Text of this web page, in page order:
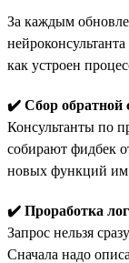
За каждым
как устроен
✔️ Сбор обратной
Консультанты по
собирают фидбек
новых функций им
✔️ Проработка
Запрос нельзя
Сначала надо